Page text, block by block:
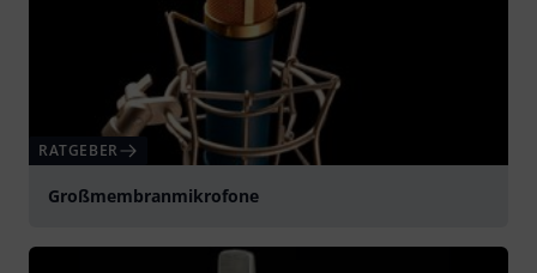
RATGEBER
Großmembranmikrofone